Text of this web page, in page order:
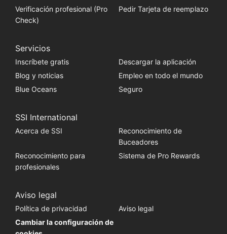
Verificación profesional (Pro
Check)
Pedir Tarjeta de reemplazo
Servicios
Inscríbete gratis
Descargar la aplicación
Blog y noticias
Empleo en todo el mundo
Blue Oceans
Seguro
SSI International
Acerca de SSI
Reconocimiento de
Buceadores
Reconocimiento para
profesionales
Sistema de Pro Rewards
Aviso legal
Política de privacidad
Aviso legal
Cambiar la configuración de